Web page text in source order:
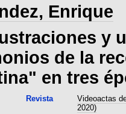
Enrique
y
de la
en tres
Revista
Videoactas
2020)